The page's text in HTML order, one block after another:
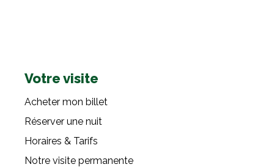
Votre visite
Acheter mon billet
Réserver une nuit
Horaires & Tarifs
Notre visite permanente